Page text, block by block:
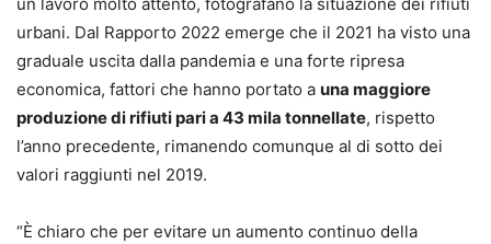
urbani. Dal Rapporto 2022 emerge che il 2021 ha visto una
graduale uscita dalla pandemia e una forte ripresa
economica, fattori che hanno portato a una maggiore
produzione di rifiuti pari a 43 mila tonnellate, rispetto
l’anno precedente, rimanendo comunque al di sotto dei
valori raggiunti nel 2019.
“È chiaro che per evitare un aumento continuo della